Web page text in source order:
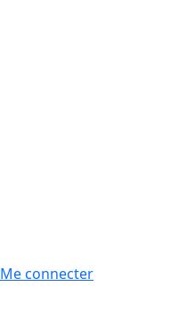
Me connecter